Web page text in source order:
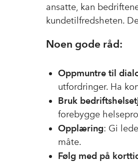
ansatte, kan
kundetilfredsheten.
Noen gode råd:
Oppmuntre til
utfordringer. Ha
Bruk
forebygge
Opplæring: Gi
måte.
Følg med på